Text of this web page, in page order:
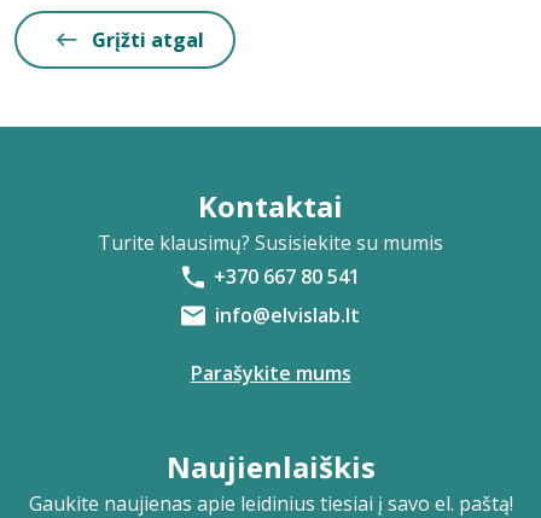
Grįžti atgal
Kontaktai
Turite klausimų? Susisiekite su mumis
+370 667 80 541
info@elvislab.lt
Parašykite mums
Naujienlaiškis
Gaukite naujienas apie leidinius tiesiai į savo el. paštą!